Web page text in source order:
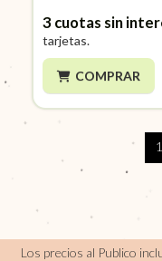
3cuotas sin
tarjetas.
COMPRAR
1
Los precios al Publico